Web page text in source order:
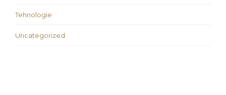
Tehnologie
Uncategorized